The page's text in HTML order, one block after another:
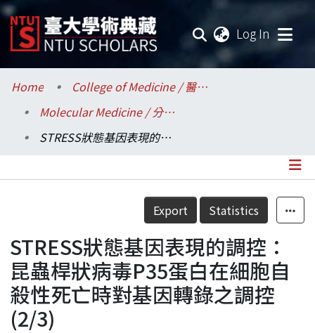
Log In
Communities & Collections
Research Outputs
Statistics
Home
College of Medicine / 醫學院
Molecular Medicine / 分子醫學研究所
STRESS狀態基因表現的調控：昆蟲桿狀病毒P35蛋白在細胞自殺性死亡時對基因轉錄之調控(2/3)
Details
Export Statistics
STRESS狀態基因表現的調控：
昆蟲桿狀病毒P35蛋白在細胞自
殺性死亡時對基因轉錄之調控
(2/3)